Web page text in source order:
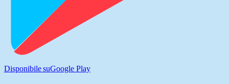
Disponibile suGoogle Play